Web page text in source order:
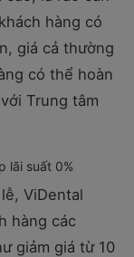
hàng có
giá cả thường
có thể hoàn
Trung tâm
lãi suất 0%
ViDental
hàng các
giảm giá từ 10